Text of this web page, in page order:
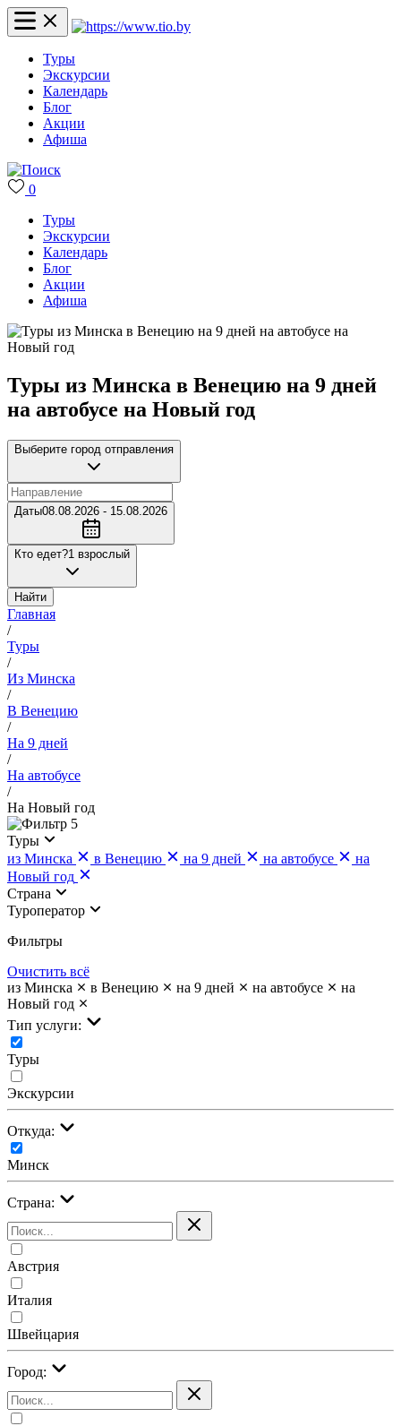
Туры
Экскурсии
Календарь
Блог
Акции
Афиша
0
Туры
Экскурсии
Календарь
Блог
Акции
Афиша
Туры из Минска в Венецию на 9 дней
на автобусе на Новый год
Выберите город отправления
Даты08.08.2026 - 15.08.2026
Кто едет?1 взрослый
Найти
Главная
/
Туры
/
Из Минска
/
В Венецию
/
На 9 дней
/
На автобусе
/
На Новый год
5
Туры
из Минска
в Венецию на 9 дней на автобусе
на
Новый год
Страна
Туроператор
Фильтры
Очистить всё
из Минска
в Венецию на 9 дней на автобусе
на
Новый год
Тип услуги:
Туры
Экскурсии
Откуда:
Минск
Страна:
Австрия
Италия
Швейцария
Город: